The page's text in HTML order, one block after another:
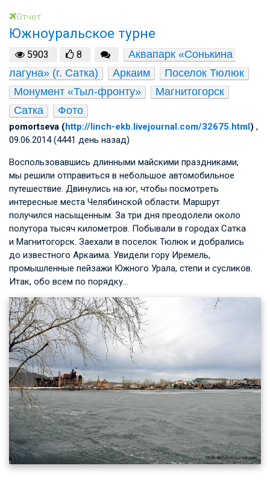
Отчет
Южноуральское турне
5903 8
Аквапарк «Сонькина
лагуна» (г. Сатка)
Аркаим
Поселок Тюлюк
Монумент «Тыл-фронту»
Магнитогорск
Сатка
Фото
pomortseva (http://linch-ekb.livejournal.com/32675.html) ,
09.06.2014 (4441 день назад)
Воспользовавшись длинными майскими праздниками,
мы решили отправиться в небольшое автомобильное
путешествие. Двинулись на юг, чтобы посмотреть
интересные места Челябинской области. Маршрут
получился насыщенным. За три дня преодолели около
полутора тысяч километров. Побывали в городах Сатка
и Магнитогорск. Заехали в поселок Тюлюк и добрались
до известного Аркаима. Увидели гору Иремель,
промышленные пейзажи Южного Урала, степи и сусликов.
Итак, обо всем по порядку…